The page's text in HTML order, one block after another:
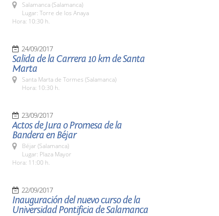
Salamanca (Salamanca)
Lugar: Torre de los Anaya
Hora: 10:30 h.
24/09/2017
Salida de la Carrera 10 km de Santa
Marta
Santa Marta de Tormes (Salamanca)
Hora: 10:30 h.
23/09/2017
Actos de Jura o Promesa de la
Bandera en Béjar
Béjar (Salamanca)
Lugar: Plaza Mayor
Hora: 11:00 h.
22/09/2017
Inauguración del nuevo curso de la
Universidad Pontificia de Salamanca